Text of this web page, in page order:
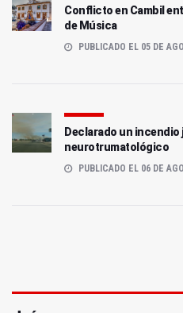
Conflicto en Cambil
de Música
PUBLICADO EL 05 DE
Declarado un
neurotrumatológico
PUBLICADO EL 06 DE